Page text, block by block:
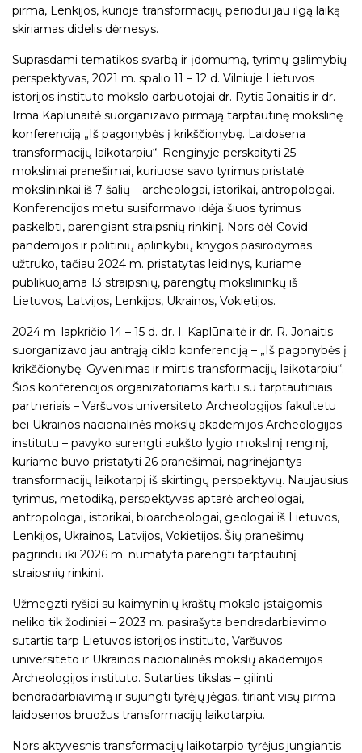
pirma, Lenkijos, kurioje transformacijų periodui jau ilgą laiką
skiriamas didelis dėmesys.
Suprasdami tematikos svarbą ir įdomumą, tyrimų galimybių
perspektyvas, 2021 m. spalio 11 – 12 d. Vilniuje Lietuvos
istorijos instituto mokslo darbuotojai dr. Rytis Jonaitis ir dr.
Irma Kaplūnaitė suorganizavo pirmąją tarptautinę mokslinę
konferenciją „Iš pagonybės į krikščionybę. Laidosena
transformacijų laikotarpiu“. Renginyje perskaityti 25
moksliniai pranešimai, kuriuose savo tyrimus pristatė
mokslininkai iš 7 šalių – archeologai, istorikai, antropologai.
Konferencijos metu susiformavo idėja šiuos tyrimus
paskelbti, parengiant straipsnių rinkinį. Nors dėl Covid
pandemijos ir politinių aplinkybių knygos pasirodymas
užtruko, tačiau 2024 m. pristatytas leidinys, kuriame
publikuojama 13 straipsnių, parengtų mokslininkų iš
Lietuvos, Latvijos, Lenkijos, Ukrainos, Vokietijos.
2024 m. lapkričio 14 – 15 d. dr. I. Kaplūnaitė ir dr. R. Jonaitis
suorganizavo jau antrąją ciklo konferenciją – „Iš pagonybės į
krikščionybę. Gyvenimas ir mirtis transformacijų laikotarpiu“.
Šios konferencijos organizatoriams kartu su tarptautiniais
partneriais – Varšuvos universiteto Archeologijos fakultetu
bei Ukrainos nacionalinės mokslų akademijos Archeologijos
institutu – pavyko surengti aukšto lygio mokslinį renginį,
kuriame buvo pristatyti 26 pranešimai, nagrinėjantys
transformacijų laikotarpį iš skirtingų perspektyvų. Naujausius
tyrimus, metodiką, perspektyvas aptarė archeologai,
antropologai, istorikai, bioarcheologai, geologai iš Lietuvos,
Lenkijos, Ukrainos, Latvijos, Vokietijos. Šių pranešimų
pagrindu iki 2026 m. numatyta parengti tarptautinį
straipsnių rinkinį.
Užmegzti ryšiai su kaimyninių kraštų mokslo įstaigomis
neliko tik žodiniai – 2023 m. pasirašyta bendradarbiavimo
sutartis tarp Lietuvos istorijos instituto, Varšuvos
universiteto ir Ukrainos nacionalinės mokslų akademijos
Archeologijos instituto. Sutarties tikslas – gilinti
bendradarbiavimą ir sujungti tyrėjų jėgas, tiriant visų pirma
laidosenos bruožus transformacijų laikotarpiu.
Nors aktyvesnis transformacijų laikotarpio tyrėjus jungiantis